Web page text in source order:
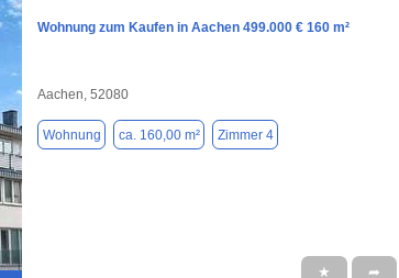
Wohnung zum Kaufen in Aachen 499.000 € 160 m²
Aachen, 52080
Wohnung ca. 160,00 m² Zimmer 4
★ ➦